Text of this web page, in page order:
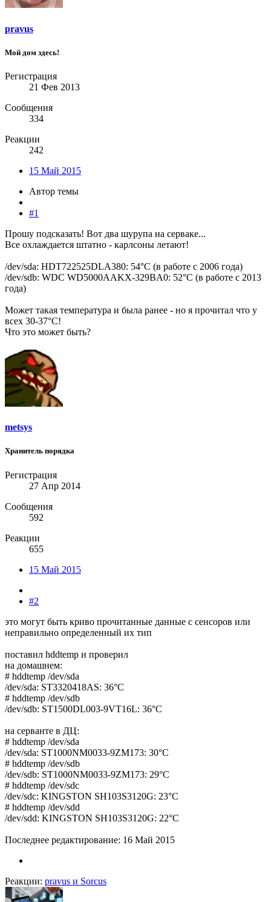
pravus
Мой дом здесь!
Регистрация
21 Фев 2013
Сообщения
334
Реакции
242
15 Май 2015
Автор темы
#1
Прошу подсказать! Вот два шурупа на серваке...
Все охлаждается штатно - карлсоны летают!
/dev/sda: HDT722525DLA380: 54°C (в работе с 2006 года)
/dev/sdb: WDC WD5000AAKX-329BA0: 52°C (в работе с 2013
года)
Может такая температура и была ранее - но я прочитал что у
всех 30-37°C!
Что это может быть?
metsys
Хранитель порядка
Регистрация
27 Апр 2014
Сообщения
592
Реакции
655
15 Май 2015
#2
это могут быть криво прочитанные данные с сенсоров или
неправильно определенный их тип
поставил hddtemp и проверил
на домашнем:
# hddtemp /dev/sda
/dev/sda: ST3320418AS: 36°C
# hddtemp /dev/sdb
/dev/sdb: ST1500DL003-9VT16L: 36°C
на серванте в ДЦ:
# hddtemp /dev/sda
/dev/sda: ST1000NM0033-9ZM173: 30°C
# hddtemp /dev/sdb
/dev/sdb: ST1000NM0033-9ZM173: 29°C
# hddtemp /dev/sdc
/dev/sdc: KINGSTON SH103S3120G: 23°C
# hddtemp /dev/sdd
/dev/sdd: KINGSTON SH103S3120G: 22°C
Последнее редактирование: 16 Май 2015
Реакции: pravus и Sorcus